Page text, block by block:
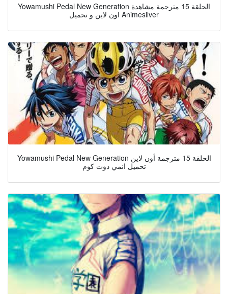
Yowamushi Pedal New Generation الحلقة 15 مترجمة مشاهدة
اون لاين و تحميل Animesilver
Yowamushi Pedal New Generation الحلقة 15 مترجمة أون لاين
تحميل انمي دوت كوم